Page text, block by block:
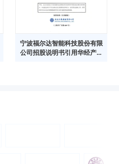
宁波福尔达智能科技股份有限
公司招股说明书引用华经产业